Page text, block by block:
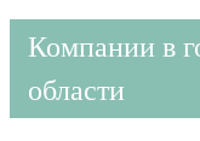
Компании в
области